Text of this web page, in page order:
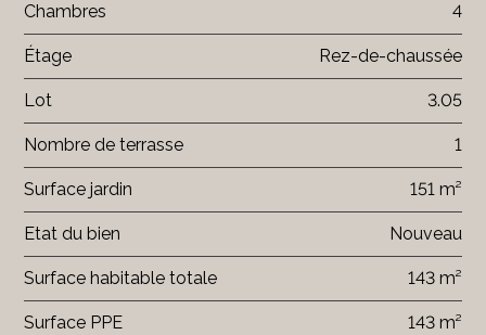
Chambres 4
Étage Rez-de-chaussée
Lot 3.05
Nombre de terrasse 1
Surface jardin 151 m²
Etat du bien Nouveau
Surface habitable totale 143 m²
Surface PPE 143 m²